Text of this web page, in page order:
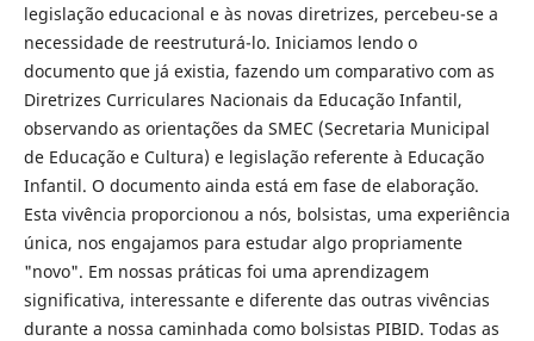
legislação educacional e às novas diretrizes, percebeu-se a
necessidade de reestruturá-lo. Iniciamos lendo o
documento que já existia, fazendo um comparativo com as
Diretrizes Curriculares Nacionais da Educação Infantil,
observando as orientações da SMEC (Secretaria Municipal
de Educação e Cultura) e legislação referente à Educação
Infantil. O documento ainda está em fase de elaboração.
Esta vivência proporcionou a nós, bolsistas, uma experiência
única, nos engajamos para estudar algo propriamente
"novo". Em nossas práticas foi uma aprendizagem
significativa, interessante e diferente das outras vivências
durante a nossa caminhada como bolsistas PIBID. Todas as